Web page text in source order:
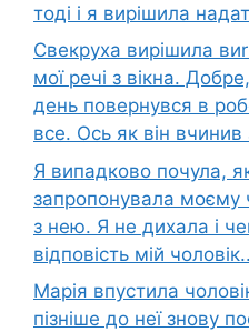
тоді і я вирішила
Свекруха вирішила
мої речі з вікна.
день повернувся в
все. Ось як він вчинив
Я випадково почула,
запропонувала моєму
з нею. Я не дихала і
відповість мій чоловік..
Марія впустила
пізніше до неї знову